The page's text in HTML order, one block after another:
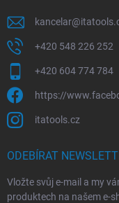
kancelar@
+420 548 226 252
+420 604 774 784
https://
itatools.cz
ODEBÍRAT
Vložte svůj e-mail a my
produktech na našem e-